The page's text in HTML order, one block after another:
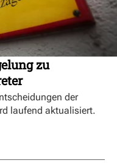
zu
der
laufend aktualisiert.